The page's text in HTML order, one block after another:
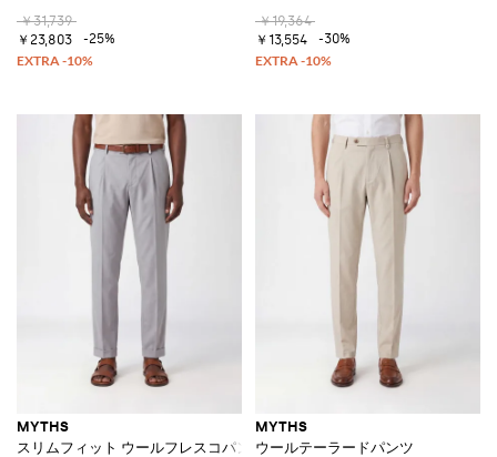
￥31,739
￥23,803
-25%
￥19,364
￥13,554
-30%
MYTHS
スリムフィット ウールフレスコパンツ
MYTHS
ウールテーラードパンツ